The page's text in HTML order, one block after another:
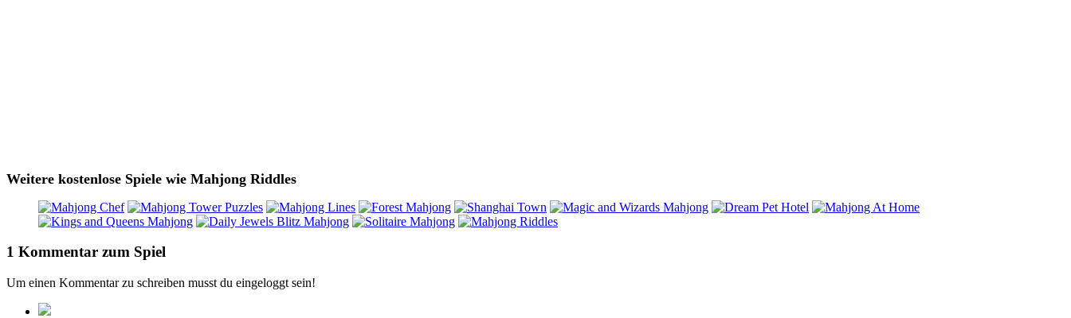
Weitere kostenlose Spiele wie Mahjong Riddles
1 Kommentar zum Spiel
Um einen Kommentar zu schreiben musst du eingeloggt sein!